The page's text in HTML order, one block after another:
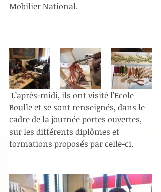
Mobilier National.
Boulle et se sont renseignés, dans le
cadre de la journée portes ouvertes,
sur les différents diplômes et
formations proposés par celle-ci.